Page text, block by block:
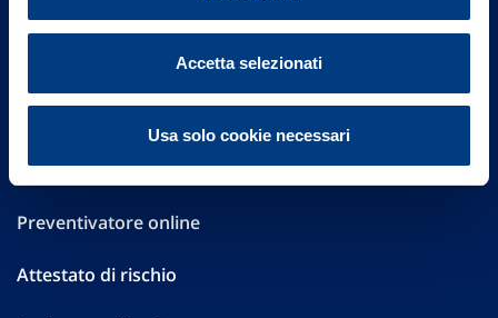
Accetta selezionati
Usa solo cookie necessari
Press
Preventivatore online
Attestato di rischio